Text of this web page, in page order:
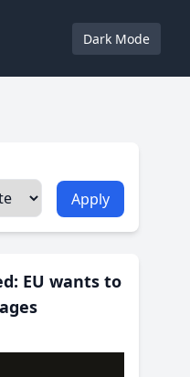
Dark Mode
Apply
EU wants to